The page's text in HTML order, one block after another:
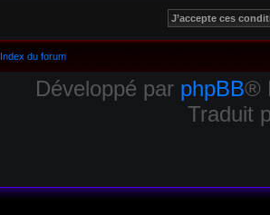
Index du forum
Développé par phpBB®
Traduit